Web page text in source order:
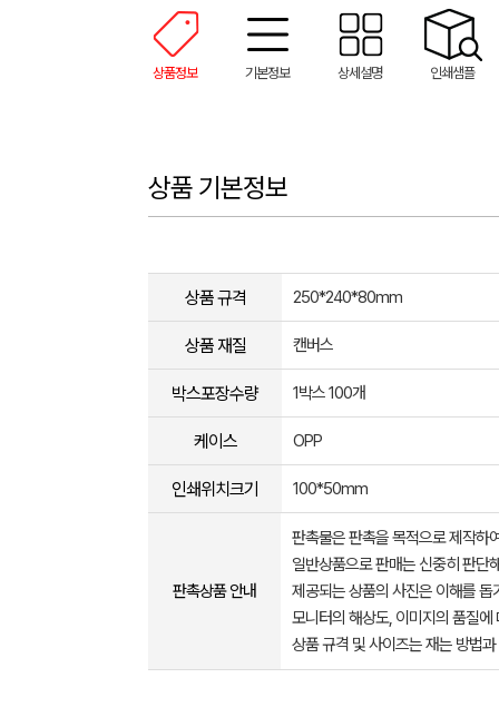
상품정보 기본정보 상세설명 인쇄샘플
상품 기본정보
상품 규격 250*240*80mm
상품 재질 캔버스
박스포장수량 1박스 100개
케이스 OPP
인쇄위치크기 100*50mm
판촉상품 안내
판촉물은 판촉을 목적으로 제작하
일반상품으로 판매는 신중히 판단
제공되는 상품의 사진은 이해를
모니터의 해상도, 이미지의 품질
상품 규격 및 사이즈는 재는 방법